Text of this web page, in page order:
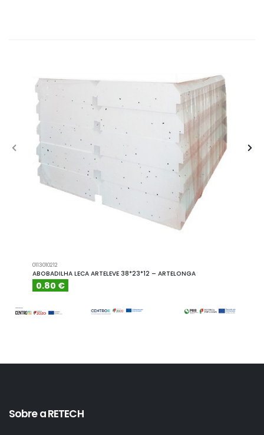
0113010212
ABOBADILHA LECA ARTELEVE 38*23*12 – ARTELONGA
0.80 €
Sobre a RETECH